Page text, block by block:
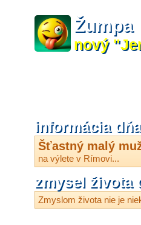
Žumpa
nový
informácia
Šťastný malý
na výlete v Rímovi...
zmysel života
Zmyslom života nie je